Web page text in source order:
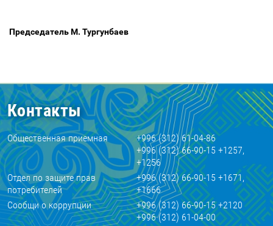
Председатель М. Тургунбаев
Контакты
Общественная приемная
+996 (312) 61-04-86
+996 (312) 66-90-15 +1257,
+1256
Отдел по защите прав
потребителей
+996 (312) 66-90-15 +1671,
+1666
Сообщи о коррупции
+996 (312) 66-90-15 +2120
+996 (312) 61-04-00